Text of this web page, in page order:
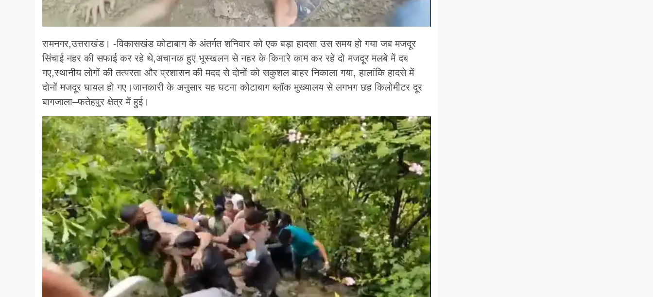
रामनगर,उत्तराखंड। -विकासखंड कोटाबाग के अंतर्गत शनिवार को एक बड़ा हादसा उस समय हो गया जब मजदूर
सिंचाई नहर की सफाई कर रहे थे,अचानक हुए भूस्खलन से नहर के किनारे काम कर रहे दो मजदूर मलबे में दब
गए,स्थानीय लोगों की तत्परता और प्रशासन की मदद से दोनों को सकुशल बाहर निकाला गया, हालांकि हादसे में
दोनों मजदूर घायल हो गए।जानकारी के अनुसार यह घटना कोटाबाग ब्लॉक मुख्यालय से लगभग छह किलोमीटर दूर
बागजाला–फतेहपुर क्षेत्र में हुई।